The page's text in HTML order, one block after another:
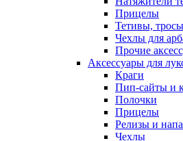
Прицелы
Тетивы,
Чехлы для
Прочие
Аксессуары для
Краги
Пип-сайты и
Полочки
Прицелы
Релизы и
Чехлы